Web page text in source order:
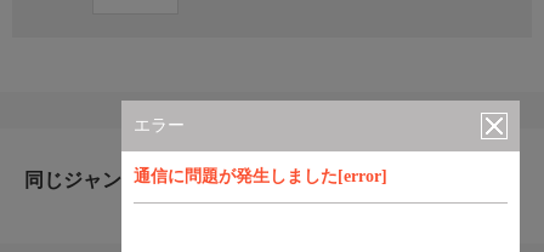
エラー
通信に問題が発生しました[error]
同じジャンルのおすすめ番組